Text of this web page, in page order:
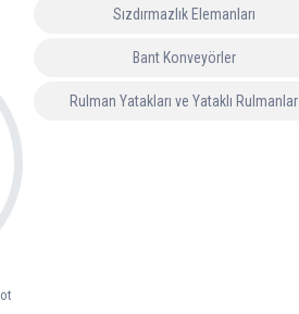
Sızdırmazlık Elemanları
Bant Konveyörler
Rulman Yatakları ve Yataklı Rulmanlar